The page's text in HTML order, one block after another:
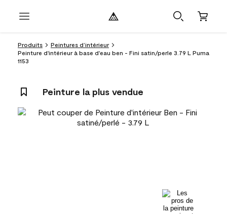
Produits
Peintures d’intérieur
Peinture d'intérieur à base d'eau ben - Fini satin/perle 3.79 L Puma
1153
Peinture la plus vendue